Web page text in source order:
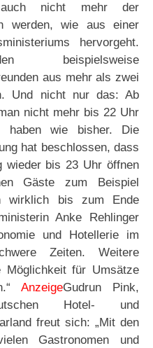
nicht mehr der
werden, wie aus einer
hervorgeht.
beispielsweise
aus mehr als zwei
Und nicht nur das: Ab
nicht mehr bis 22 Uhr
haben wie bisher. Die
hat beschlossen, dass
wieder bis 23 Uhr öffnen
Gäste zum Beispiel
wirklich bis zum Ende
Anke Rehlinger
und Hotellerie im
Zeiten. Weitere
Möglichkeit für Umsätze
AnzeigeGudrun Pink,
Hotel- und
freut sich: „Mit den
Gastronomen und